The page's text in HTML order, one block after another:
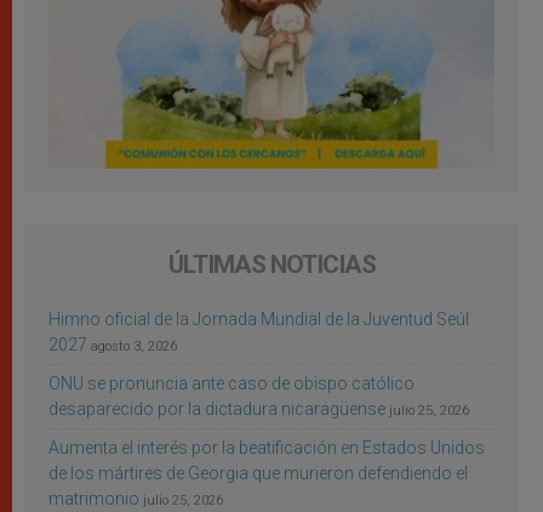
ÚLTIMAS NOTICIAS
Himno oficial de la Jornada Mundial de la Juventud Seúl
2027 agosto 3, 2026
ONU se pronuncia ante caso de obispo católico
desaparecido por la dictadura nicaragüense julio 25, 2026
Aumenta el interés por la beatificación en Estados Unidos
de los mártires de Georgia que murieron defendiendo el
matrimonio julio 25, 2026